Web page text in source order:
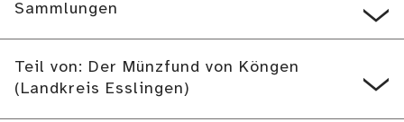
Sammlungen
Teil von: Der Münzfund von Köngen
(Landkreis Esslingen)